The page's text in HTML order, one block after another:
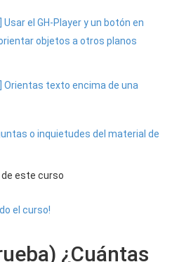
el GH-Player y un botón en
objetos a otros planos
Orientas texto encima de una
o inquietudes del material de
este curso
el curso!
¿Cuántas